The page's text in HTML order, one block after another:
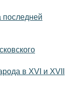
последней
в XVI и XVII